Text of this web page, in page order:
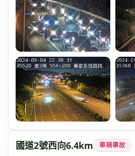
國道2號西向6.4km 車禍事故